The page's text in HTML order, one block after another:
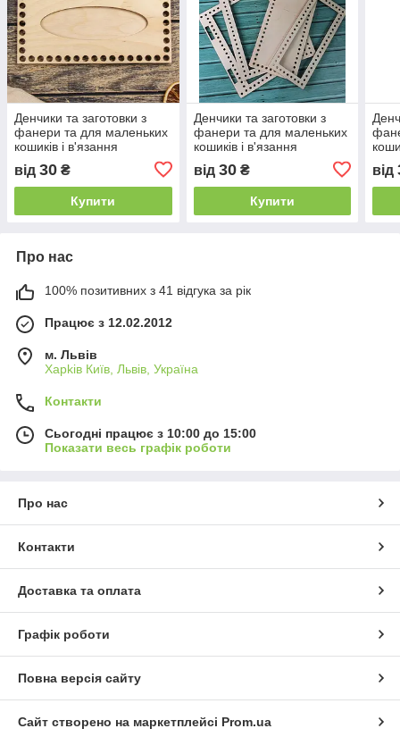
Денчики та заготовки з
фанери та для маленьких
кошиків і в'язання
від 30 ₴
Купити
Денчики та заготовки з
фанери та для маленьких
кошиків і в'язання
від 30₴
Купити
від
Про нас
100% позитивних з 41 відгука за рік
Працює з 12.02.2012
м. Львів
Харkiв Київ, Львів, Україна
Контакти
Сьогодні працює з 10:00 до 15:00
Показати весь графік роботи
Про нас
Контакти
Доставка та оплата
Графік роботи
Повна версія сайту
Сайт створено на маркетплейсі Prom.ua